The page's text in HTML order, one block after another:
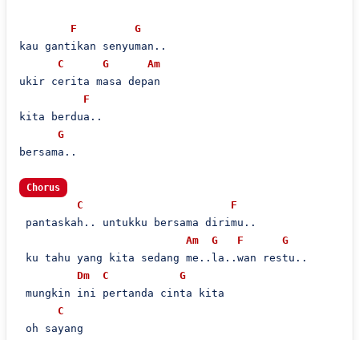
F
G
kau gantikan senyuman..
C
G
Am
ukir cerita masa depan
F
kita berdua..
G
bersama..
Chorus
C
F
pantaskah.. untukku bersama dirimu..
Am
G F
G
ku tahu yang kita sedang me..la..wan restu..
Dm
C
G
mungkin ini pertanda cinta kita
C
oh sayang